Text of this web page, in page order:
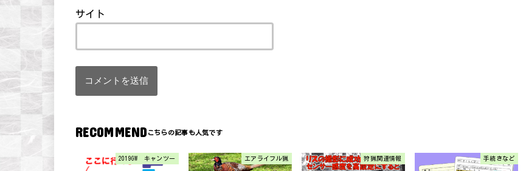
サイト
RECOMMEND
2019GW キャンツー エアライフル猟 狩猟関連情報 手続きなど